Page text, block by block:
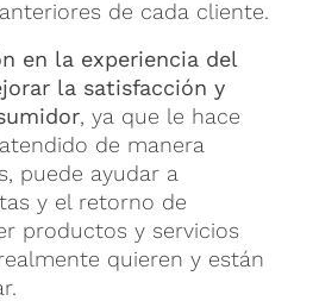
de cada cliente.
en la experiencia del
la satisfacción y
, ya que le hace
de manera
puede ayudar a
y el retorno de
productos y servicios
quieren y están